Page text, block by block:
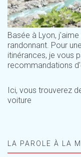
Basée à Lyon,
randonnant. Pour
itinérances, je vous
recommandations
Ici, vous trouverez
voiture
LA PAROLE À LA